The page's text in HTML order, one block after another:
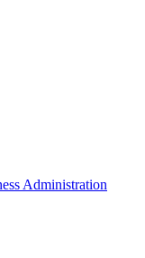
Administration